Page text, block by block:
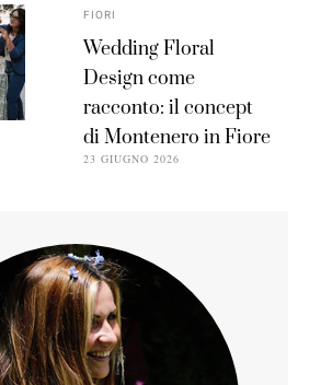
FIORI
Wedding Floral
Design come
racconto: il concept
di Montenero in Fiore
23 GIUGNO 2026